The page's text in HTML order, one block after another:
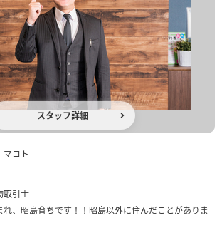
スタッフ詳細
コト
取引士
れ、昭島育ちです！！昭島以外に住んだことがありま